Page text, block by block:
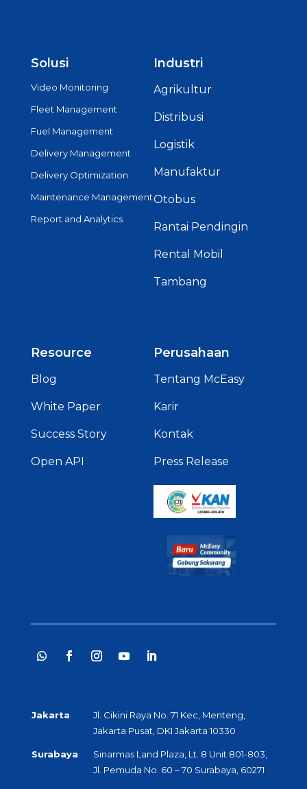
Solusi
Video Monitoring
Fleet Management
Fuel Management
Delivery Management
Delivery Optimization
Maintenance Management
Report and Analytics
Industri
Agrikultur
Distribusi
Logistik
Manufaktur
Otobus
Rantai Pendingin
Rental Mobil
Tambang
Resource
Blog
White Paper
Success Story
Open API
Perusahaan
Tentang McEasy
Karir
Kontak
Press Release
Jakarta
Jl. Cikini Raya No. 71 Kec, Menteng,
Jakarta Pusat, DKI Jakarta 10330
Surabaya
Sinarmas Land Plaza, Lt. 8 Unit 801-803,
Jl. Pemuda No. 60 – 70 Surabaya, 60271